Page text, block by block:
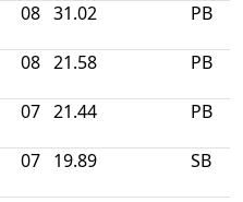
08 31.02 PB
08 21.58 PB
07 21.44 PB
07 19.89 SB